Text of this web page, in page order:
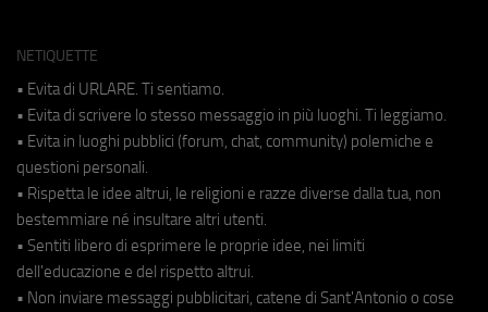
NETIQUETTE
• Evita di URLARE. Ti sentiamo.
• Evita di scrivere lo stesso messaggio in più luoghi. Ti leggiamo.
• Evita in luoghi pubblici (forum, chat, community) polemiche e
questioni personali.
• Rispetta le idee altrui, le religioni e razze diverse dalla tua, non
bestemmiare né insultare altri utenti.
• Sentiti libero di esprimere le proprie idee, nei limiti
dell'educazione e del rispetto altrui.
• Non inviare messaggi pubblicitari, catene di Sant'Antonio o cose